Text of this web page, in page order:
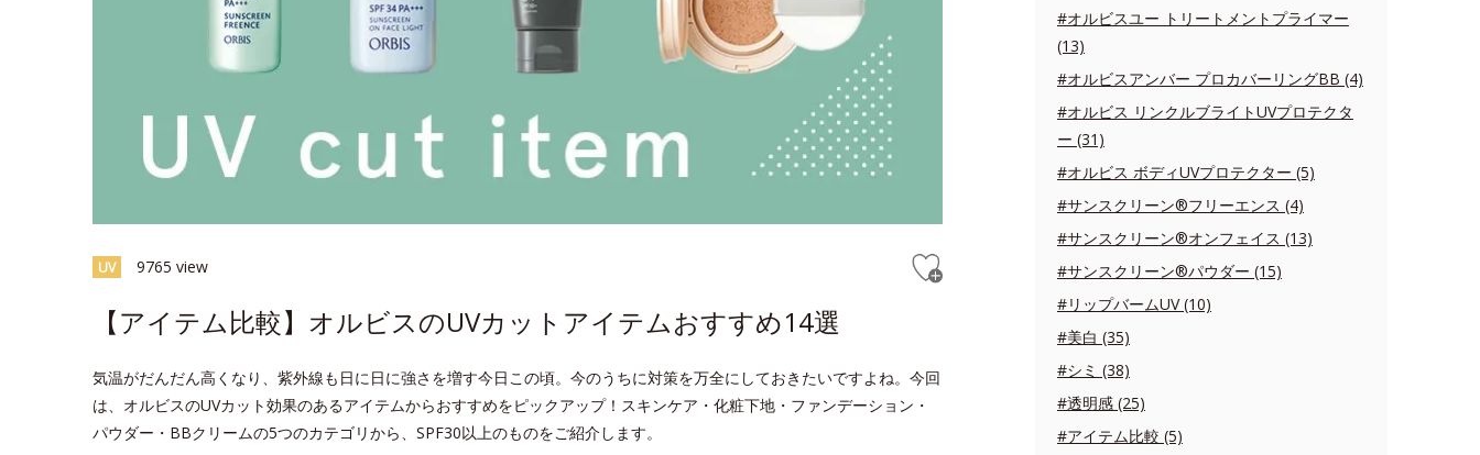
UV 9765 view
【アイテム比較】オルビスのUVカットアイテムおすすめ14選
気温がだんだん高くなり、紫外線も日に日に強さを増す今日この頃。今のうちに対策を万全にしておきたいですよね。今回
は、オルビスのUVカット効果のあるアイテムからおすすめをピックアップ！スキンケア・化粧下地・ファンデーション・
パウダー・BBクリームの5つのカテゴリから、SPF30以上のものをご紹介します。
#オルビスユー トリートメントプライマー
(13)
#オルビスアンバー プロカバーリングBB (4)
#オルビス リンクルブライトUVプロテクタ
ー (31)
#オルビス ボディUVプロテクター (5)
#サンスクリーン®フリーエンス (4)
#サンスクリーン®オンフェイス (13)
#サンスクリーン®パウダー (15)
#リップバームUV (10)
#美白 (35)
#シミ (38)
#透明感 (25)
#アイテム比較 (5)